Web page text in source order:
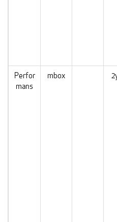
Perfor
mans
mbox